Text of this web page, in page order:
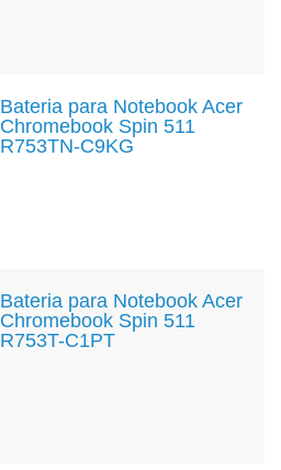
Bateria para Notebook Acer
Chromebook Spin 511
R753TN-C9KG
Bateria para Notebook Acer
Chromebook Spin 511
R753T-C1PT